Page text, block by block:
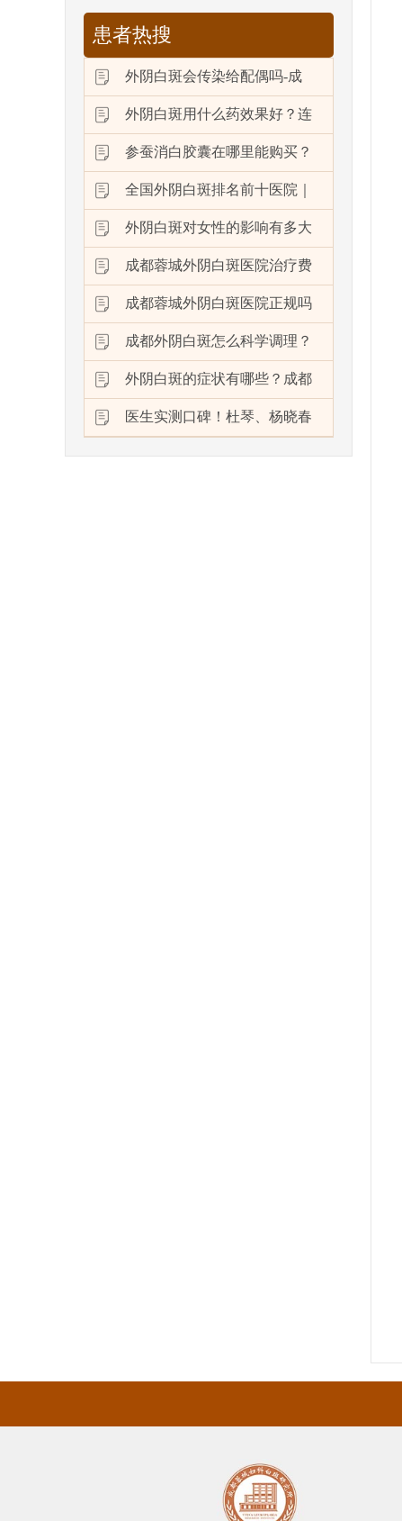
患者热搜
外阴白斑会传染给配偶吗-成
外阴白斑用什么药效果好？连
参蚕消白胶囊在哪里能购买？
全国外阴白斑排名前十医院｜
外阴白斑对女性的影响有多大
成都蓉城外阴白斑医院治疗费
成都蓉城外阴白斑医院正规吗
成都外阴白斑怎么科学调理？
外阴白斑的症状有哪些？成都
医生实测口碑！杜琴、杨晓春